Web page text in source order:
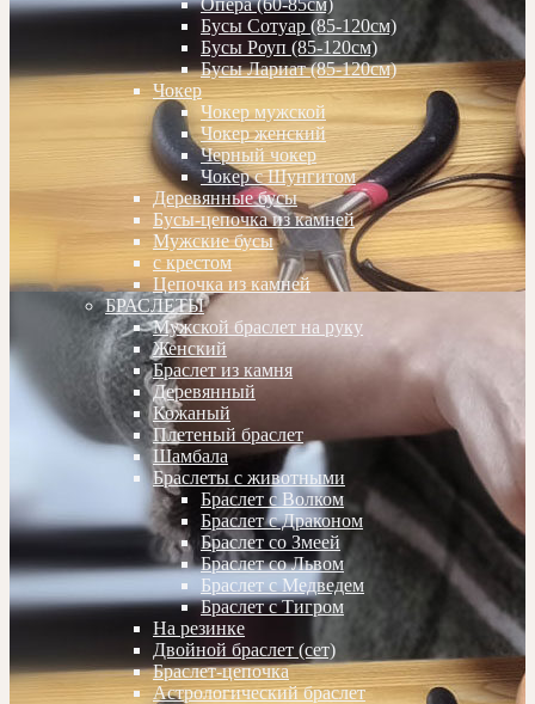
Опера (60-85см)
Бусы Сотуар (85-120см)
Бусы Роуп (85-120см)
Бусы Лариат (85-120см)
Чокер
Чокер мужской
Чокер женский
Черный чокер
Чокер с Шунгитом
Деревянные бусы
Бусы-цепочка из камней
Мужские бусы
с крестом
Цепочка из камней
БРАСЛЕТЫ
Мужской браслет на руку
Женский
Браслет из камня
Деревянный
Кожаный
Плетеный браслет
Шамбала
Браслеты с животными
Браслет с Волком
Браслет с Драконом
Браслет со Змеей
Браслет со Львом
Браслет с Медведем
Браслет с Тигром
На резинке
Двойной браслет (сет)
Браслет-цепочка
Астрологический браслет